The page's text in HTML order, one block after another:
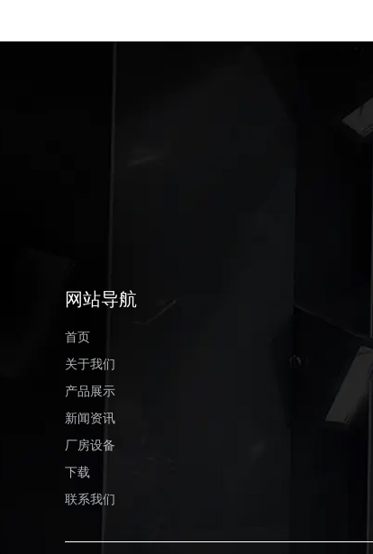
网站导航
首页
关于我们
产品展示
新闻资讯
厂房设备
下载
联系我们